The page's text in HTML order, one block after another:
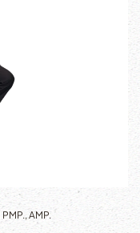
PMP., AMP.